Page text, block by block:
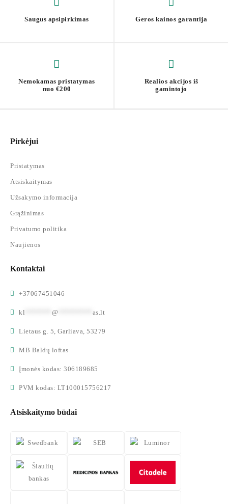
Saugus apsipirkimas Geros kainos garantija
Nemokamas pristatymas
nuo €200
Realios akcijos iš
gamintojo
Pirkėjui
Pristatymas
Atsiskaitymas
Užsakymo informacija
Grąžinimas
Privatumo politika
Naujienos
Kontaktai
+37067451046
kl @ as.lt
Lietaus g. 5, Garliava, 53279
MB Baldų loftas
Įmonės kodas: 306189685
PVM kodas: LT100015756217
Atsiskaitymo būdai